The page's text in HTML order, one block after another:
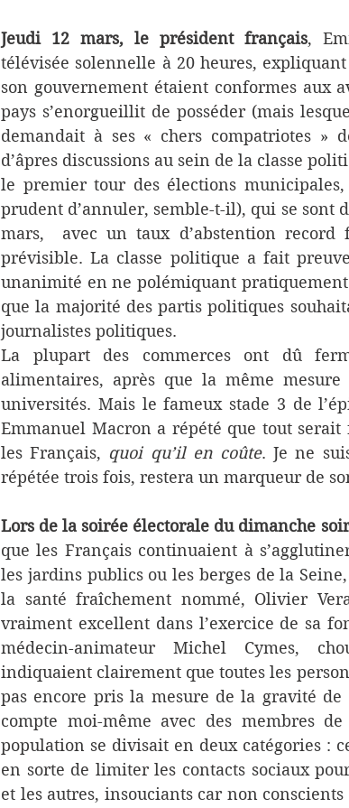
Jeudi 12 mars, le président français,
télévisée solennelle à 20 heures,
son gouvernement étaient conformes aux
pays s’enorgueillit de posséder (mais
demandait à ses « chers compatriotes »
d’âpres discussions au sein de la classe
le premier tour des élections
prudent d’annuler, semble-t-il), qui se sont
mars,  avec un taux d’abstention record
prévisible. La classe politique a fait
unanimité en ne polémiquant pratiquement
que la majorité des partis politiques
journalistes politiques.
La plupart des commerces ont dû
alimentaires, après que la même
universités. Mais le fameux stade 3 de
Emmanuel Macron a répété que tout
les Français, quoi qu’il en coûte. Je ne
répétée trois fois, restera un marqueur de
Lors de la soirée électorale du dimanche soir
que les Français continuaient à
les jardins publics ou les berges de la
la santé fraîchement nommé, Olivier
vraiment excellent dans l’exercice de sa
médecin-animateur Michel Cymes,
indiquaient clairement que toutes les
pas encore pris la mesure de la gravité
compte moi-même avec des membres
population se divisait en deux catégories :
en sorte de limiter les contacts sociaux
et les autres, insouciants car non